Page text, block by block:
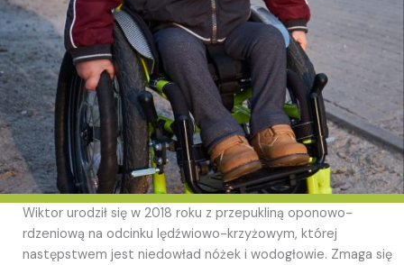
Wiktor urodził się w 2018 roku z przepukliną oponowo-
rdzeniową na odcinku lędźwiowo-krzyżowym, której
następstwem jest niedowład nóżek i wodogłowie. Zmaga się